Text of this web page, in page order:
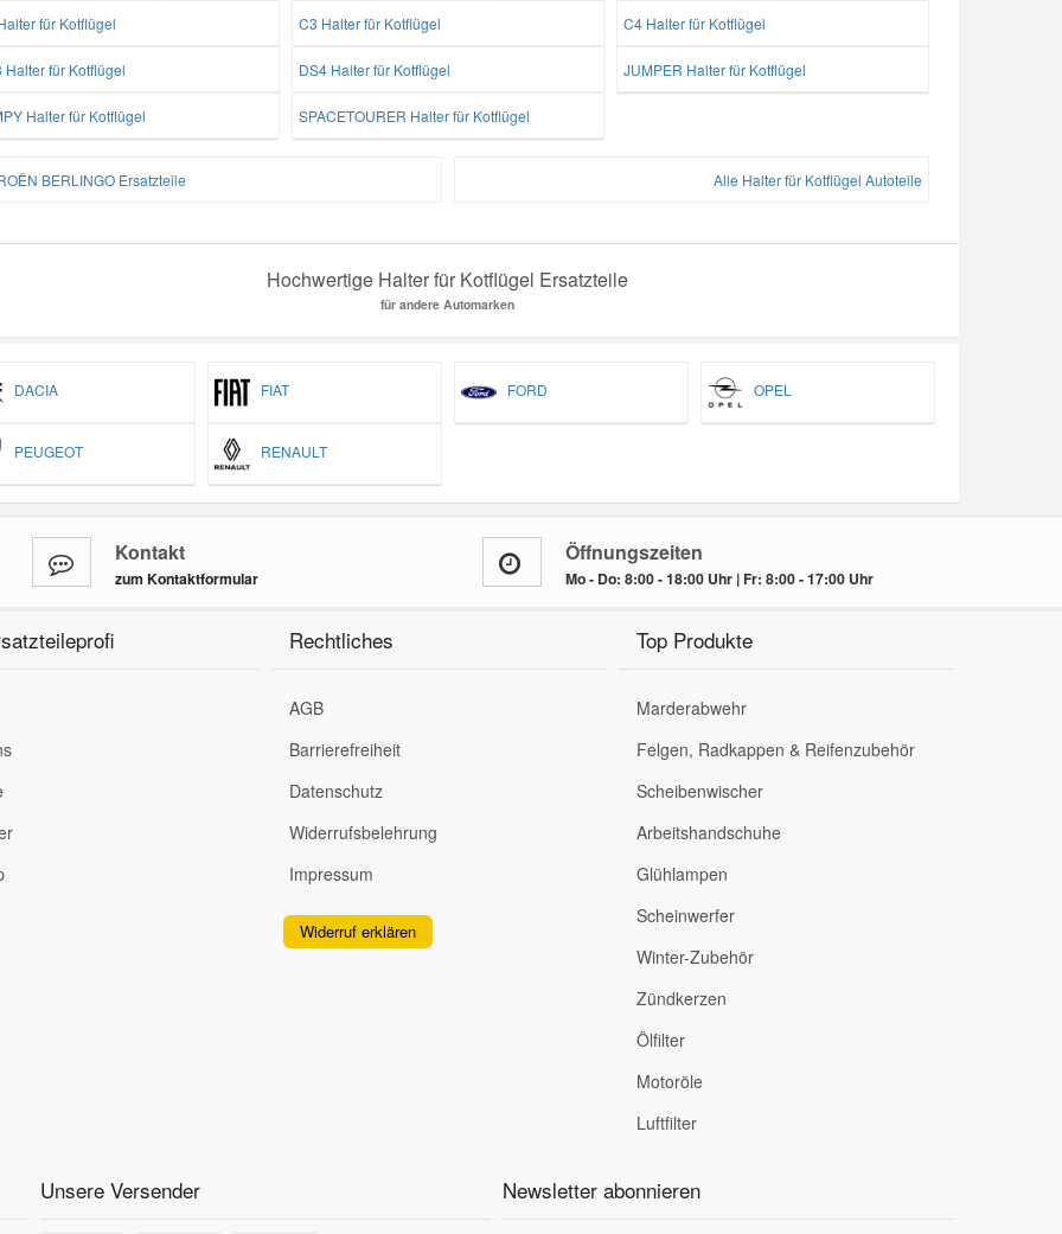
für Kotflügel C3 Halter für Kotflügel C4 Halter für Kotflügel
Halter für Kotflügel DS4 Halter für Kotflügel JUMPER Halter für Kotflügel
Halter für Kotflügel SPACETOURER Halter für Kotflügel
BERLINGO Ersatzteile Alle Halter für Kotflügel Autoteile
Hochwertige Halter für Kotflügel Ersatzteile
für andere Automarken
DACIA FIAT FORD OPEL
PEUGEOT RENAULT
Kontakt
zum Kontaktformular
Öffnungszeiten
Mo - Do: 8:00 - 18:00 Uhr | Fr: 8:00 - 17:00 Uhr
Rechtliches
AGB
Barrierefreiheit
Datenschutz
Widerrufsbelehrung
Impressum
Widerruf erklären
Top Produkte
Marderabwehr
Felgen, Radkappen & Reifenzubehör
Scheibenwischer
Arbeitshandschuhe
Glühlampen
Scheinwerfer
Winter-Zubehör
Zündkerzen
Ölfilter
Motoröle
Luftfilter
Unsere Versender Newsletter abonnieren